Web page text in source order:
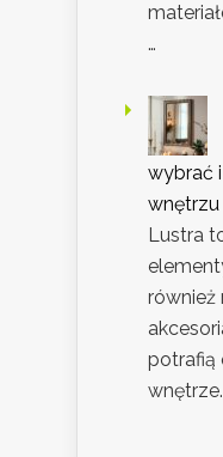
…
wybrać
wnętrzu
Lustra
również
potrafią
wnętrze.